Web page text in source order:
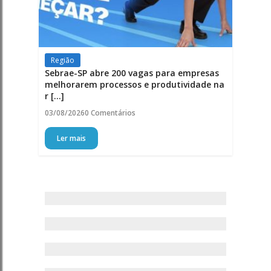
Região
Sebrae-SP abre 200 vagas para empresas
melhorarem processos e produtividade na
r [...]
03/08/20260 Comentários
Ler mais